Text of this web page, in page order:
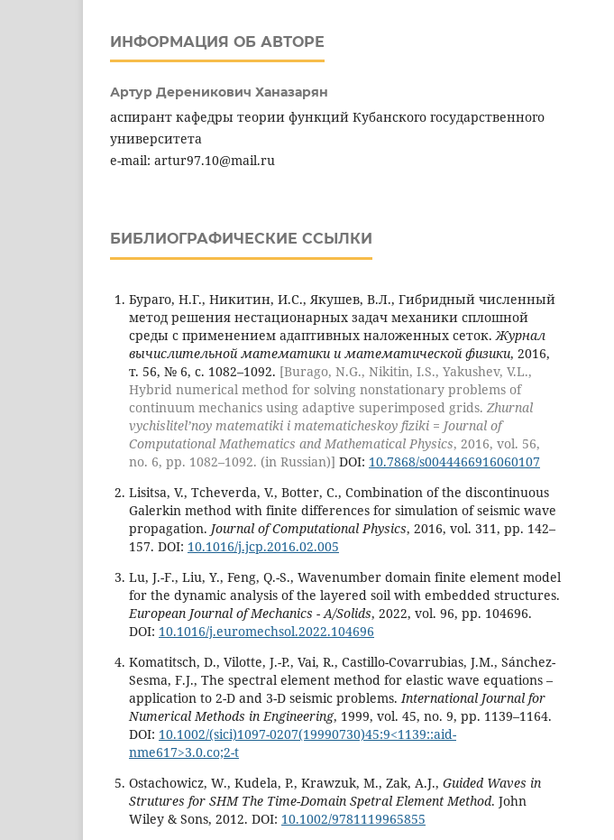
ИНФОРМАЦИЯ ОБ АВТОРЕ
Артур Дереникович Ханазарян
аспирант кафедры теории функций Кубанского государственного
университета
e-mail: artur97.10@mail.ru
БИБЛИОГРАФИЧЕСКИЕ ССЫЛКИ
Бураго, Н.Г., Никитин, И.С., Якушев, В.Л., Гибридный численный
метод решения нестационарных задач механики сплошной
среды с применением адаптивных наложенных сеток.Журнал
вычислительной математики и математической физики, 2016,
т. 56, № 6, с. 1082–1092. [Burago, N.G., Nikitin, I.S., Yakushev, V.L.,
Hybrid numerical method for solving nonstationary problems of
continuum mechanics using adaptive superimposed grids. Zhurnal
vychislitel’noy matematiki i matematicheskoy fiziki = Journal of
Computational Mathematics and Mathematical Physics, 2016, vol. 56,
no. 6, pp. 1082–1092. (in Russian)] DOI: 10.7868/s0044466916060107
Lisitsa, V., Tcheverda, V., Botter, C., Combination of the discontinuous
Galerkin method with finite differences for simulation of seismic wave
propagation. Journal of Computational Physics, 2016, vol. 311, pp. 142–
157. DOI: 10.1016/j.jcp.2016.02.005
Lu, J.-F., Liu, Y., Feng, Q.-S., Wavenumber domain finite element model
for the dynamic analysis of the layered soil with embedded structures.
European Journal of Mechanics - A/Solids, 2022, vol. 96, pp. 104696.
DOI: 10.1016/j.euromechsol.2022.104696
Komatitsch, D., Vilotte, J.-P., Vai, R., Castillo-Covarrubias, J.M., Sánchez-
Sesma, F.J., The spectral element method for elastic wave equations –
application to 2-D and 3-D seismic problems.International Journal for
Numerical Methods in Engineering, 1999, vol. 45, no. 9, pp. 1139–1164.
DOI: 10.1002/(sici)1097-0207(19990730)45:9<1139::aid-
nme617>3.0.co;2-t
Ostachowicz, W., Kudela, P., Krawzuk, M., Zak, A.J., Guided Waves in
Strutures for SHM The Time-Domain Spetral Element Method. John
Wiley & Sons, 2012. DOI: 10.1002/9781119965855